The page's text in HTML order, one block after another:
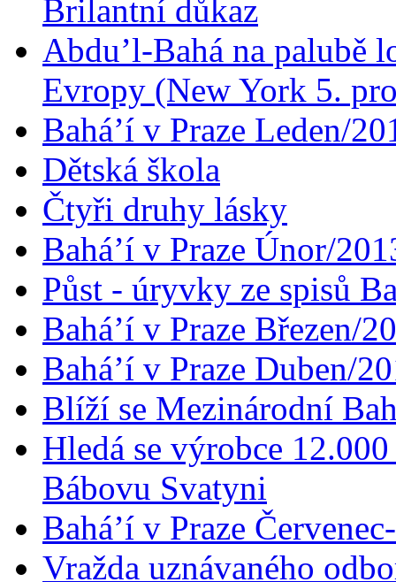
Brilantní důkaz
Abdu’l-Bahá na palubě
Evropy (New York 5.
Bahá’í v Praze Leden/
Dětská škola
Čtyři druhy lásky
Bahá’í v Praze Únor/
Půst - úryvky ze spisů
Bahá’í v Praze Březen/
Bahá’í v Praze Duben/
Blíží se Mezinárodní
Hledá se výrobce
Bábovu Svatyni
Bahá’í v Praze
Vražda uznávaného